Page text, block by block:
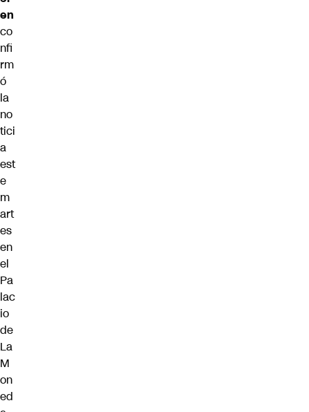
en
co
nfi
rm
ó
la
no
tici
a
est
e
m
art
es
en
el
Pa
lac
io
de
La
M
on
ed